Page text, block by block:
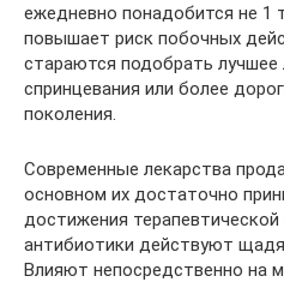
ежедневно понадобится не 1
повышает риск побочных
стараются подобрать лучшее
спринцевания или более
поколения.
Современные лекарства
основном их достаточно
достижения
антибиотики действуют
Влияют непосредственно на